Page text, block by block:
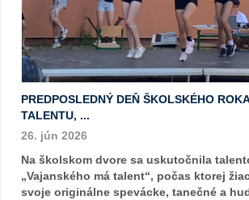
PREDPOSLEDNÝ DEŇ ŠKOLSKÉHO
TALENTU, ...
26. jún 2026
Na školskom dvore sa uskutočnila
„Vajanského má talent“, počas ktorej
svoje originálne spevácke, tanečné a